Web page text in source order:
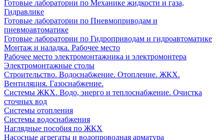
Готовые лаборатории по Механике жидкости и газа,
Гидравлике
Готовые лаборатории по Пневмоприводам и
пневмоавтоматике
Готовые лаборатории по Гидроприводам и гидроавтоматике
Монтаж и наладка. Рабочее место
Рабочее место электромонтажника и электромонтера
Электромонтажные столы
Строительство. Водоснабжение. Отопление. ЖКХ.
Вентиляция. Газоснабжение.
Системы ЖКХ. Водо, энерго и теплоснабжение. Очистка
сточных вод
Системы отопления
Системы водоснабжения
Наглядные пособия по ЖКХ
Насосные агрегаты и водопроводная арматура